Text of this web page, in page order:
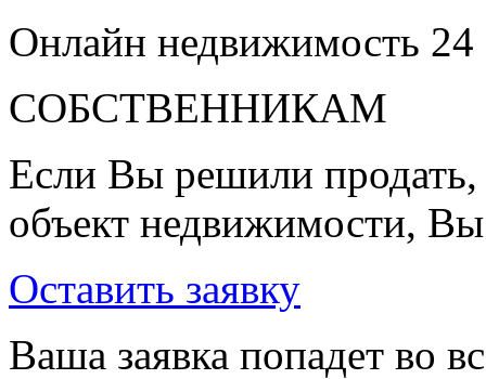
Онлайн недвижимость 24
СОБСТВЕННИКАМ
Если Вы решили продать,
объект недвижимости,
Оставить заявку
Ваша заявка попадет во